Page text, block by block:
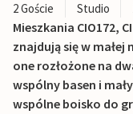
2 Goście Studio
Mieszkania CIO172,
znajdują się w małej
one rozłożone na
wspólny basen i
wspólne boisko do